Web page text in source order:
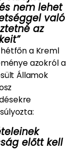
nem lehet
való
az
a Kreml
azokról a
Államok
előtt kell